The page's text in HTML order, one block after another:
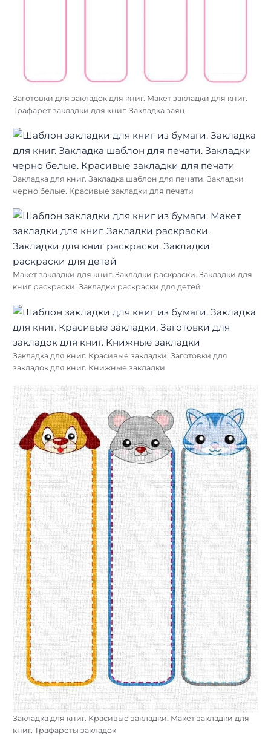
Заготовки для закладок для книг. Макет закладки для книг.
Трафарет закладки для книг. Закладка заяц
Закладка для книг. Закладка шаблон для печати. Закладки
черно белые. Красивые закладки для печати
Макет закладки для книг. Закладки раскраски. Закладки для
книг раскраски. Закладки раскраски для детей
Закладка для книг. Красивые закладки. Заготовки для
закладок для книг. Книжные закладки
Закладка для книг. Красивые закладки. Макет закладки для
книг. Трафареты закладок
Найти: